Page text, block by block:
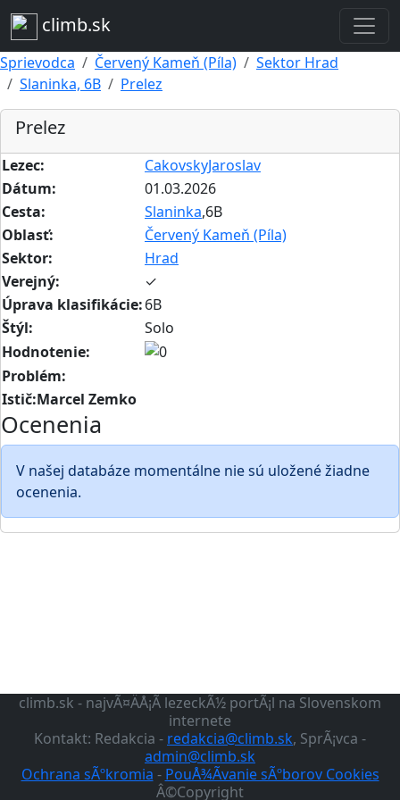
climb.sk
Sprievodca Červený Kameň (Píla)
Sektor Hrad
Slaninka, 6B
Prelez
Prelez
Lezec:
CakovskyJaroslav
Dátum:
01.03.2026
Cesta:
Slaninka,6B
Oblasť:
Červený Kameň (Píla)
Sektor:
Hrad
Verejný:
✓
Úprava klasifikácie:6B
Štýl:
Solo
Hodnotenie:
Problém:
Istič:Marcel Zemko
Ocenenia
V našej databáze momentálne nie sú uložené žiadne
ocenenia.
climb.sk - najvÃ¤ÄÅ¡Ã­ lezeckÃ½ portÃ¡l na Slovenskom
internete
Kontakt: Redakcia - redakcia@climb.sk, SprÃ¡vca -
admin@climb.sk
Ochrana sÃºkromia - PouÅ¾Ã­vanie sÃºborov Cookies
Â©Copyright